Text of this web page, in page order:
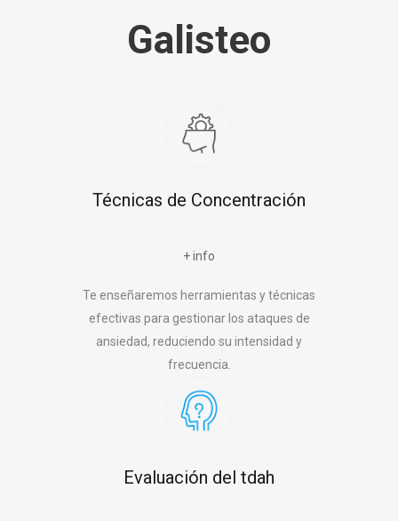
Galisteo
Técnicas de Concentración
+ info
Te enseñaremos herramientas y técnicas
efectivas para gestionar los ataques de
ansiedad, reduciendo su intensidad y
frecuencia.
Evaluación del tdah